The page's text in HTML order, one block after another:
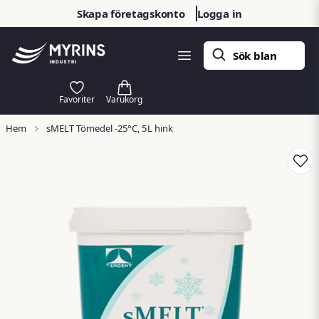
Skapa företagskonto Logga in
Hem sMELT Tömedel -25°C, 5L hink